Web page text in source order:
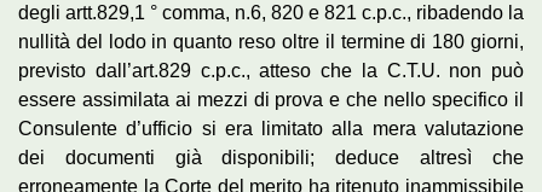
degli artt.829,1 ° comma, n.6, 820 e 821 c.p.c., ribadendo la
nullità del lodo in quanto reso oltre il termine di 180 giorni,
previsto dall’art.829 c.p.c., atteso che la C.T.U. non può
essere assimilata ai mezzi di prova e che nello specifico il
Consulente d’ufficio si era limitato alla mera valutazione
dei documenti già disponibili; deduce altresì che
erroneamente la Corte del merito ha ritenuto inammissibile